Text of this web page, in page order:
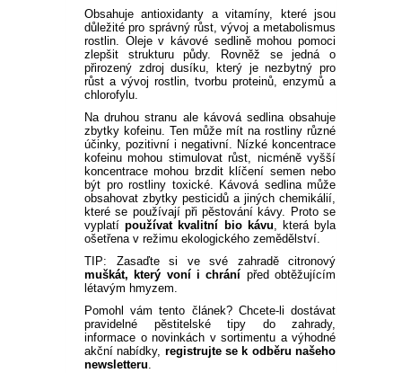
Obsahuje antioxidanty a vitamíny, které jsou
důležité pro správný růst, vývoj a metabolismus
rostlin. Oleje v kávové sedlině mohou pomoci
zlepšit strukturu půdy. Rovněž se jedná o
přirozený zdroj dusíku, který je nezbytný pro
růst a vývoj rostlin, tvorbu proteinů, enzymů a
chlorofylu.
Na druhou stranu ale kávová sedlina obsahuje
zbytky kofeinu. Ten může mít na rostliny různé
účinky, pozitivní i negativní. Nízké koncentrace
kofeinu mohou stimulovat růst, nicméně vyšší
koncentrace mohou brzdit klíčení semen nebo
být pro rostliny toxické. Kávová sedlina může
obsahovat zbytky pesticidů a jiných chemikálií,
které se používají při pěstování kávy. Proto se
vyplatípoužívat kvalitní bio kávu, která byla
ošetřena v režimu ekologického zemědělství.
TIP: Zasaďte si ve své zahradě citronový
muškát, který voní i chrání před obtěžujícím
létavým hmyzem.
Pomohl vám tento článek? Chcete-li dostávat
pravidelné pěstitelské tipy do zahrady,
informace o novinkách v sortimentu a výhodné
akční nabídky, registrujte se k odběru našeho
newsletteru.